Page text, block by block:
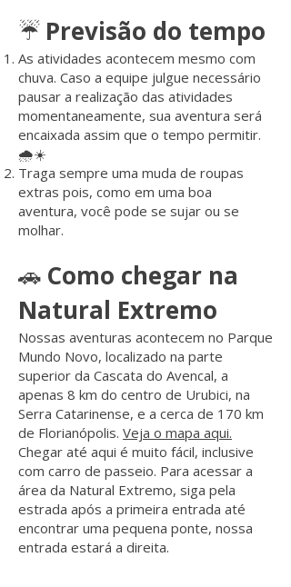
☔️ Previsão do tempo
As atividades acontecem mesmo com
chuva. Caso a equipe julgue necessário
pausar a realização das atividades
momentaneamente, sua aventura será
encaixada assim que o tempo permitir.
🌧☀️
Traga sempre uma muda de roupas
extras pois, como em uma boa
aventura, você pode se sujar ou se
molhar.
🚗 Como chegar na
Natural Extremo
Nossas aventuras acontecem no Parque
Mundo Novo, localizado na parte
superior da Cascata do Avencal, a
apenas 8 km do centro de Urubici, na
Serra Catarinense, e a cerca de 170 km
de Florianópolis. Veja o mapa aqui.
Chegar até aqui é muito fácil, inclusive
com carro de passeio. Para acessar a
área da Natural Extremo, siga pela
estrada após a primeira entrada até
encontrar uma pequena ponte, nossa
entrada estará a direita.